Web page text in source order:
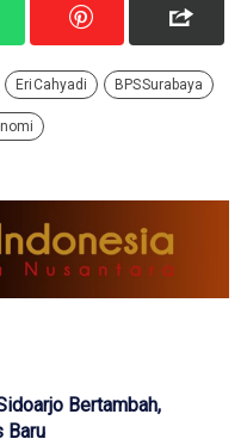
Eri Cahyadi BPS Surabaya
Bertambah,
Baru